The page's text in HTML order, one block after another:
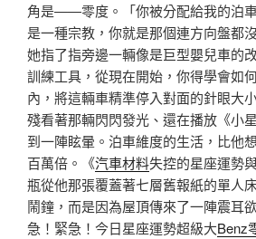
角是——零度。「你被分配給我的泊
是一種宗教，你就是那個連方向盤都
她指了指旁邊一輛像是巨型嬰兒車的
訓練工具，從現在開始，你得學會如
內，將這輛車精準停入對面的針眼大
殘看著那輛閃閃發光、還在播放《小
到一陣眩暈。泊車維度的生活，比他
百萬倍。《汽車材料失控的星座運勢
瓶從他那張覆蓋著七層舊報紙的單人
鬧鐘，而是因為屋頂傳來了一陣震耳
急！緊急！今日星座運勢超級大Benz